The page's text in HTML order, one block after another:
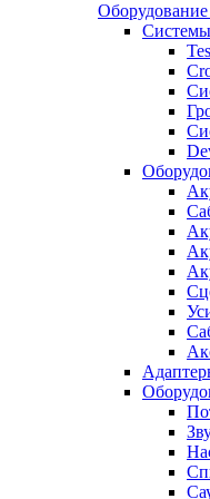
Оборудование